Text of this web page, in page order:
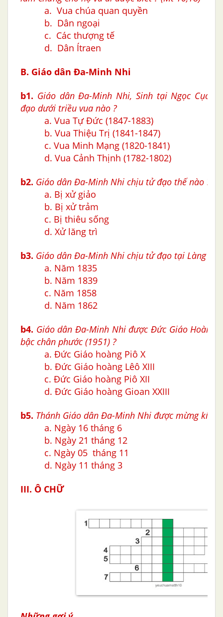
a. Vua chúa quan quyền
b. Dân ngoại
c. Các thượng tế
d. Dân Ítraen
B. Giáo dân Ða-Minh Nhi
b1. Giáo dân Ða-Minh Nhi, Sinh tại Ngọc Cục,
đạo dưới triều vua nào ?
a. Vua Tự Đức (1847-1883)
b. Vua Thiệu Trị (1841-1847)
c. Vua Minh Mạng (1820-1841)
d. Vua Cảnh Thịnh (1782-1802)
b2. Giáo dân Ða-Minh Nhi chịu tử đạo thế nào ?
a. Bị xử giảo
b. Bị xử trảm
c. Bị thiêu sống
d. Xử lăng trì
b3. Giáo dân Ða-Minh Nhi chịu tử đạo tại Làng
a. Năm 1835
b. Năm 1839
c. Năm 1858
d. Năm 1862
b4. Giáo dân Ða-Minh Nhi được Đức Giáo Hoàng
bậc chân phước (1951) ?
a. Đức Giáo hoàng Piô X
b. Đức Giáo hoàng Lêô XIII
c. Đức Giáo hoàng Piô XII
d. Đức Giáo hoàng Gioan XXIII
b5. Thánh Giáo dân Ða-Minh Nhi được mừng kính
a. Ngày 16 tháng 6
b. Ngày 21 tháng 12
c. Ngày 05 tháng 11
d. Ngày 11 tháng 3
III. Ô CHỮ